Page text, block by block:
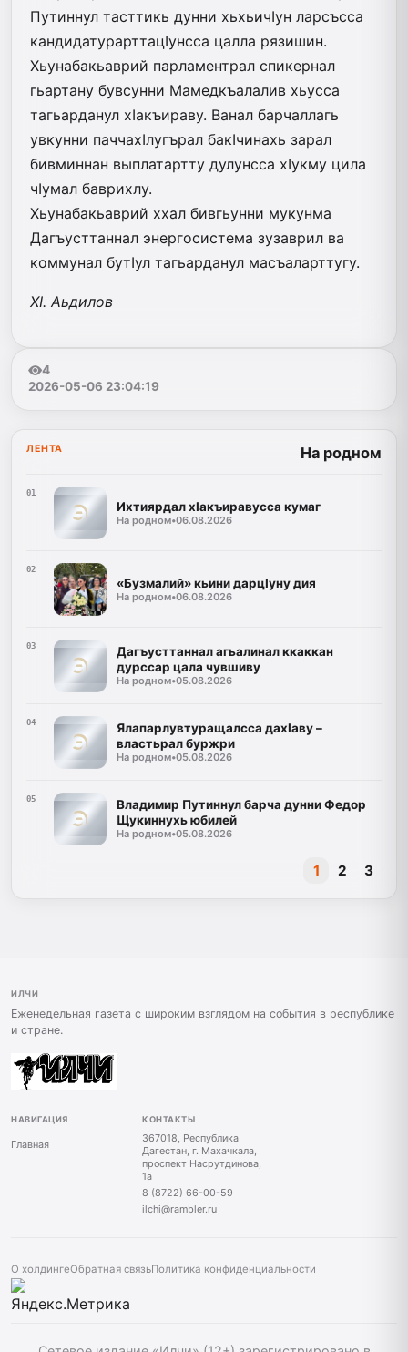
Путиннул тасттикь дунни хьхьичIун ларсъсса
кандидатурарттацIунсса цалла рязишин.
Хьунабакьаврий парламентрал спикернал
гьартану бувсунни Мамедкъалалив хьусса
тагьарданул хIакъираву. Ванал барчаллагь
увкунни паччахIлугърал бакIчинахь зарал
бивминнан выплатартту дулунсса хIукму цила
чIумал баврихлу.
Хьунабакьаврий ххал бивгьунни мукунма
Дагъусттаннал энергосистема зузаврил ва
коммунал бутIул тагьарданул масъаларттугу.
ХI. Аьдилов
4
2026-05-06 23:04:19
ЛЕНТА На родном
01
Ихтиярдал хIакъиравусса кумаг
На родном•06.08.2026
02
«Бузмалий» кьини дарцIуну дия
На родном•06.08.2026
03
Дагъусттаннал агьалинал ккаккан
дурссар цала чувшиву
На родном•05.08.2026
04
Ялапарлувтуращалсса дахIаву –
властьрал буржри
На родном•05.08.2026
05
Владимир Путиннул барча дунни Федор
Щукиннухь юбилей
На родном•05.08.2026
1 2 3
ИЛЧИ
Еженедельная газета с широким взглядом на события в республике
и стране.
НАВИГАЦИЯ
Главная
КОНТАКТЫ
367018, Республика
Дагестан, г. Махачкала,
проспект Насрутдинова,
1а
8 (8722) 66-00-59
ilchi@rambler.ru
О холдингеОбратная связьПолитика конфиденциальности